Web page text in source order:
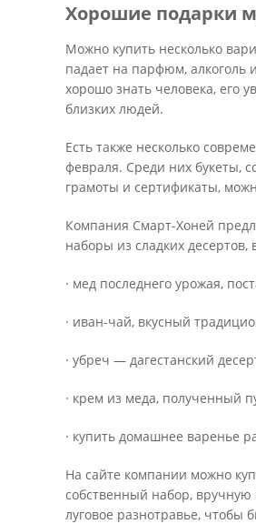
Хорошие подарки
Можно купить несколько
падает на парфюм, алкоголь
хорошо знать человека, его
близких людей.
Есть также несколько
февраля. Среди них букеты,
грамоты и сертификаты,
Компания Смарт-Хоней
наборы из сладких десертов,
· мед последнего урожая,
· иван-чай, вкусный
· убреч — дагестанский
· крем из меда, полученный
· купить домашнее варенье
На сайте компании можно
собственный набор,
луговое разнотравье, чтобы